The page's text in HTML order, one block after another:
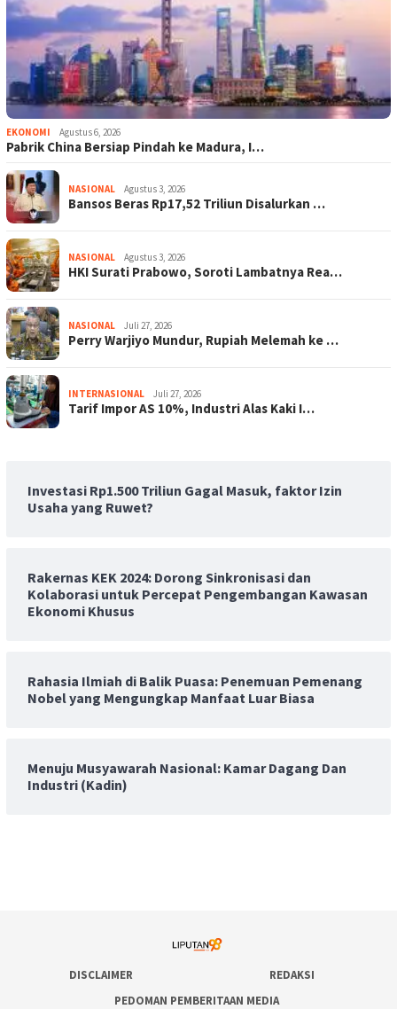
EKONOMI Agustus 6, 2026
Pabrik China Bersiap Pindah ke Madura, I…
NASIONAL Agustus 3, 2026
Bansos Beras Rp17,52 Triliun Disalurkan …
NASIONAL Agustus 3, 2026
HKI Surati Prabowo, Soroti Lambatnya Rea…
NASIONAL Juli 27, 2026
Perry Warjiyo Mundur, Rupiah Melemah ke …
INTERNASIONAL Juli 27, 2026
Tarif Impor AS 10%, Industri Alas Kaki I…
Investasi Rp1.500 Triliun Gagal Masuk, faktor Izin
Usaha yang Ruwet?
Rakernas KEK 2024: Dorong Sinkronisasi dan
Kolaborasi untuk Percepat Pengembangan Kawasan
Ekonomi Khusus
Rahasia Ilmiah di Balik Puasa: Penemuan Pemenang
Nobel yang Mengungkap Manfaat Luar Biasa
Menuju Musyawarah Nasional: Kamar Dagang Dan
Industri (Kadin)
DISCLAIMER
REDAKSI
PEDOMAN PEMBERITAAN MEDIA